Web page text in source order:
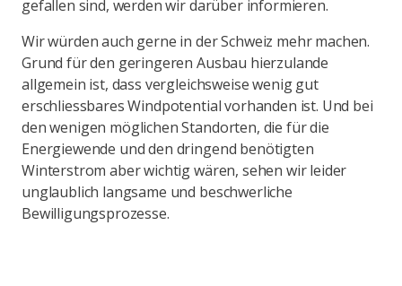
gefallen sind, werden wir darüber informieren.
Wir würden auch gerne in der Schweiz mehr machen.
Grund für den geringeren Ausbau hierzulande
allgemein ist, dass vergleichsweise wenig gut
erschliessbares Windpotential vorhanden ist. Und bei
den wenigen möglichen Standorten, die für die
Energiewende und den dringend benötigten
Winterstrom aber wichtig wären, sehen wir leider
unglaublich langsame und beschwerliche
Bewilligungsprozesse.